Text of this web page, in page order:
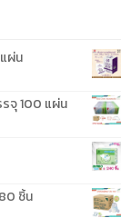
ผ่น
จุ 100 แผ่น
ชิ้น